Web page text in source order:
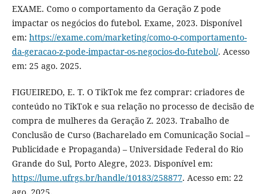
EXAME. Como o comportamento da Geração Z pode
impactar os negócios do futebol. Exame, 2023. Disponível
em: https://exame.com/marketing/como-o-comportamento-
da-geracao-z-pode-impactar-os-negocios-do-futebol/. Acesso
em: 25 ago. 2025.
FIGUEIREDO, E. T. O TikTok me fez comprar: criadores de
conteúdo no TikTok e sua relação no processo de decisão de
compra de mulheres da Geração Z. 2023. Trabalho de
Conclusão de Curso (Bacharelado em Comunicação Social –
Publicidade e Propaganda) – Universidade Federal do Rio
Grande do Sul, Porto Alegre, 2023. Disponível em:
https://lume.ufrgs.br/handle/10183/258877. Acesso em: 22
ago. 2025.